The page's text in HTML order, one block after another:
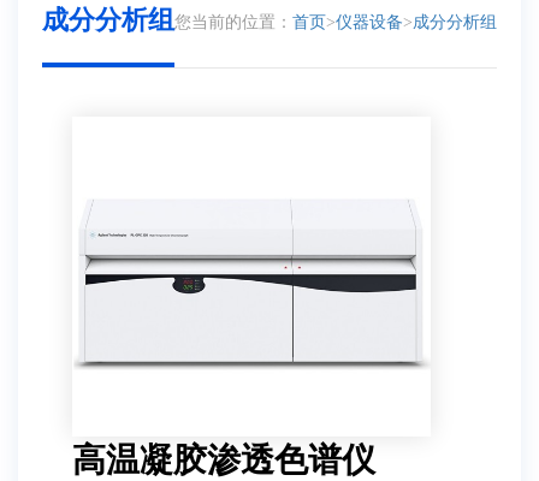
成分分析组您当前的位置： 首页>仪器设备>成分分析组
高温凝胶渗透色谱仪